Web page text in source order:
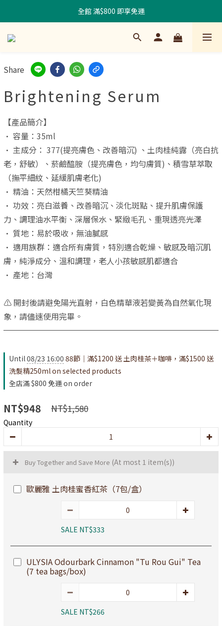
全館 滿$800 即享免運
Share
Brightening Serum
【產品簡介】
• 容量：35ml
• 主成分： 377(提亮膚色、改善暗沉) 、土肉桂純露（亮白抗
老，舒敏）、菸鹼醯胺（提亮膚色，均勻膚質)、積雪草萃取
（撫平細紋、延緩肌膚老化)
• 精油：天然柑橘天竺葵精油
• 功效：亮白滋養、改善暗沉、淡化斑點、提升肌膚保護
力、調理油水平衡、深層保水、緊緻毛孔、重現透亮光澤
• 質地：易於吸收，無油膩感
• 適用族群：適合所有膚質，特別適合乾燥、敏感及暗沉肌
膚，純淨成分、溫和調理，老人小孩敏感肌都適合
• 產地：台灣
⚠ 開封後請避免陽光直射，白色精華液若變黃為自然氧化現
象，請儘速使用完畢。
Until08/23 16:00 88節｜滿$1200 送 土肉桂茶＋咖啡，滿$1500 送
洗髮精250ml on selected products
全店滿 $800 免運 on order
NT$948 NT$1,580
Quantity
Buy Together and Save More (At most 1 item(s))
歐麗雅 土肉桂蜜香紅茶（7包/盒）
SALE NT$333
ULYSIA Odourbark Cinnamon "Tu Rou Gui" Tea
(7 tea bags/box)
SALE NT$266